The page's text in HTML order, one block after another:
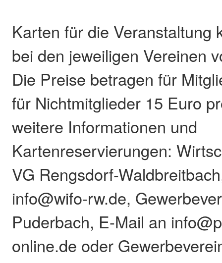
Karten für die Veranstaltung
bei den jeweiligen Vereinen
Die Preise betragen für
für Nichtmitglieder 15 Euro
weitere Informationen und
Kartenreservierungen:
VG Rengsdorf-
info@wifo-rw.de,
Puderbach, E-Mail an
online.de oder